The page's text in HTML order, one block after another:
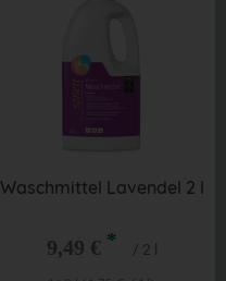
Waschmittel Lavendel 2 l
9,49 € * / 2 l